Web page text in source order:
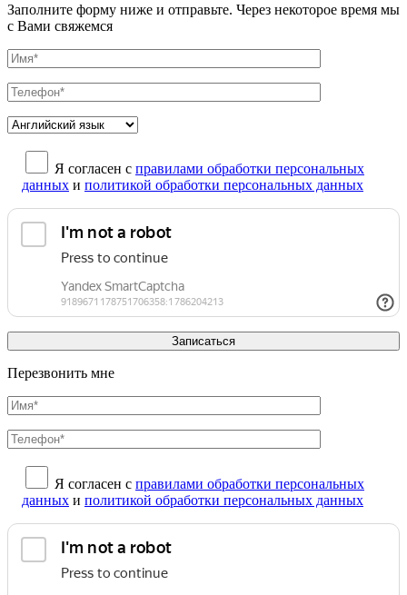
Заполните форму ниже и отправьте. Через некоторое время мы
с Вами свяжемся
Я согласен с правилами обработки персональных
данных и политикой обработки персональных данных
Перезвонить мне
Я согласен с правилами обработки персональных
данных и политикой обработки персональных данных